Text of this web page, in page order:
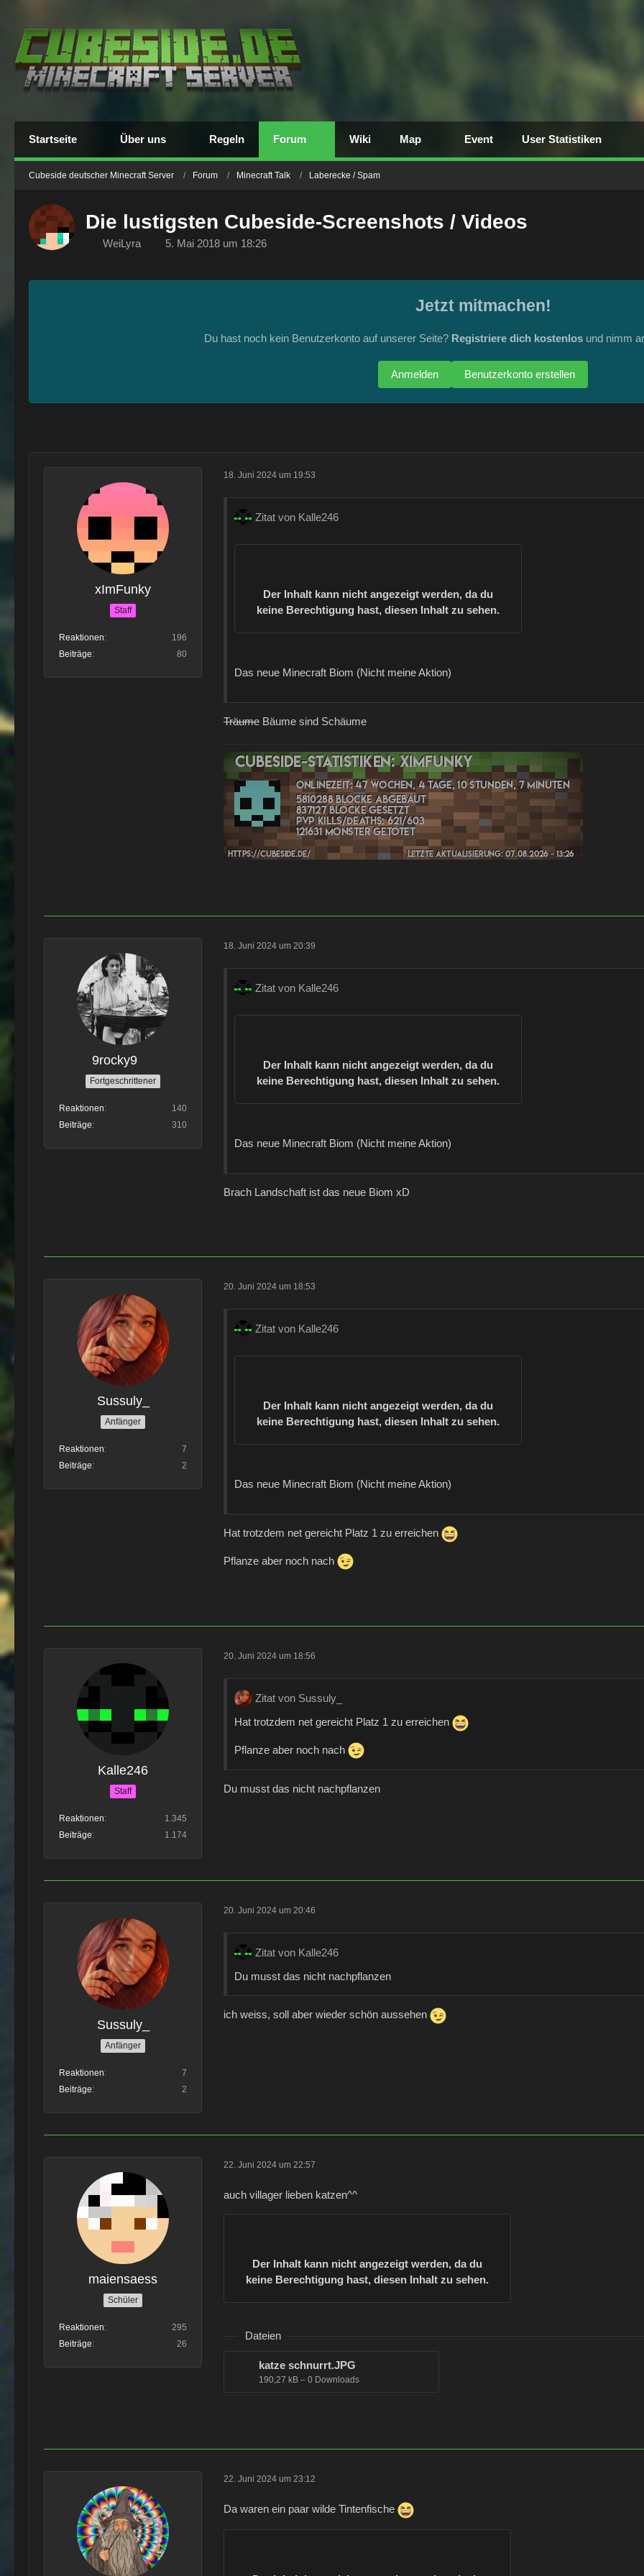
Startseite Über uns Regeln Forum Wiki Map Event User Statistiken
Cubeside deutscher Minecraft Server Forum Minecraft Talk Laberecke / Spam
Die lustigsten Cubeside-Screenshots / Videos
WeiLyra 5. Mai 2018 um 18:26
Jetzt mitmachen!
Du hast noch kein Benutzerkonto auf unserer Seite? Registriere dich kostenlos und nimm
Benutzerkonto erstellen
Anmelden
xImFunky
Staff
Reaktionen
196
Beiträge
80
18. Juni 2024 um 19:53
Zitat von Kalle246
Der Inhalt kann nicht angezeigt werden, da du
keine Berechtigung hast, diesen Inhalt zu sehen.
Das neue Minecraft Biom (Nicht meine Aktion)
Träume Bäume sind Schäume
9rocky9
Fortgeschrittener
Reaktionen
140
Beiträge
310
18. Juni 2024 um 20:39
Zitat von Kalle246
Der Inhalt kann nicht angezeigt werden, da du
keine Berechtigung hast, diesen Inhalt zu sehen.
Das neue Minecraft Biom (Nicht meine Aktion)
Brach Landschaft ist das neue Biom xD
Sussuly_
Anfänger
Reaktionen
7
Beiträge
2
20. Juni 2024 um 18:53
Zitat von Kalle246
Der Inhalt kann nicht angezeigt werden, da du
keine Berechtigung hast, diesen Inhalt zu sehen.
Das neue Minecraft Biom (Nicht meine Aktion)
Hat trotzdem net gereicht Platz 1 zu erreichen
Pflanze aber noch nach
Kalle246
Staff
Reaktionen
1.345
Beiträge
1.174
20. Juni 2024 um 18:56
Zitat von Sussuly_
Hat trotzdem net gereicht Platz 1 zu erreichen
Pflanze aber noch nach
Du musst das nicht nachpflanzen
Sussuly_
Anfänger
Reaktionen
7
Beiträge
2
20. Juni 2024 um 20:46
Zitat von Kalle246
Du musst das nicht nachpflanzen
ich weiss, soll aber wieder schön aussehen
maiensaess
Schüler
Reaktionen
295
Beiträge
26
22. Juni 2024 um 22:57
auch villager lieben katzen^^
Der Inhalt kann nicht angezeigt werden, da du
keine Berechtigung hast, diesen Inhalt zu sehen.
Dateien
katze schnurrt.JPG
190,27 kB – 0 Downloads
22. Juni 2024 um 23:12
Da waren ein paar wilde Tintenfische